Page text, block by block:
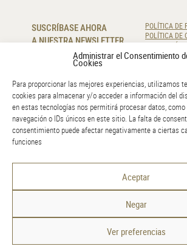
Administrar el Consentimiento
Cookies
Para proporcionar las mejores experiencias, utilizamos
cookies para almacenar y/o acceder a información del
en estas tecnologías nos permitirá procesar datos,
navegación o IDs únicos en este sitio. La falta de
consentimiento puede afectar negativamente a ciertas
funciones
Aceptar
Negar
Ver preferencias
SUSCRÍBASE AHORA
A NUESTRA NEWSLETTER
SUSCRIBIR
POLÍTICA DE
POLÍTICA DE
RESOLUCIÓN
220 920 830
info@amr.pt